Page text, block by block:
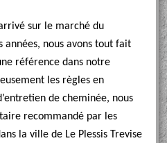
sur le marché du
années, nous avons tout fait
référence dans notre
les règles en
de cheminée, nous
recommandé par les
la ville de Le Plessis Trevise